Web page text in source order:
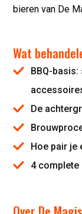
bieren van De
Wat
BBQ-
De
Hoe pair je
4 complete